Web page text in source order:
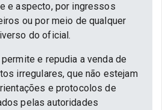
e aspecto, por ingressos
ou por meio de qualquer
do oficial.
permite e repudia a venda de
irregulares, que não estejam
e protocolos de
pelas autoridades